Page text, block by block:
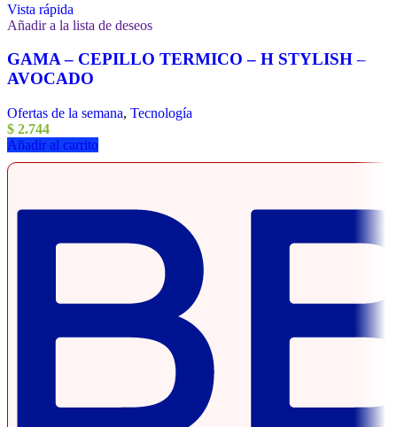
Vista rápida
Añadir a la lista de deseos
GAMA – CEPILLO TERMICO – H STYLISH –
AVOCADO
Ofertas de la semana, Tecnología
$ 2.744
Añadir al carrito